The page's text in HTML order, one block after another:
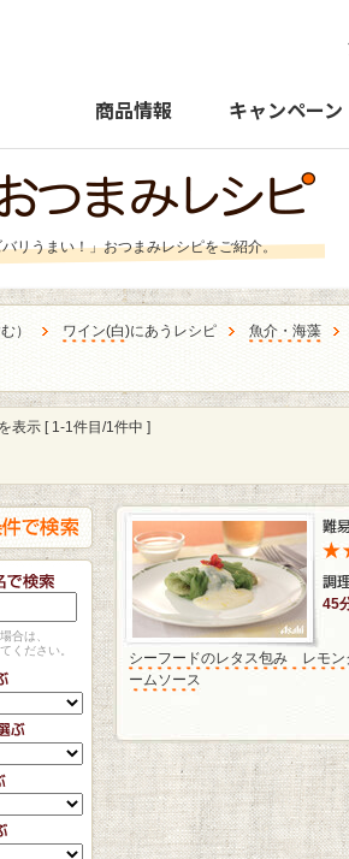
商品情報 キャンペーン
リうまい！」おつまみレシピをご紹介。
） ワイン(白)にあうレシピ 魚介・海藻
表示 [ 1-1件目/1件中 ]
合は、
ください。
45
シーフードのレタス包み レモン
ームソース